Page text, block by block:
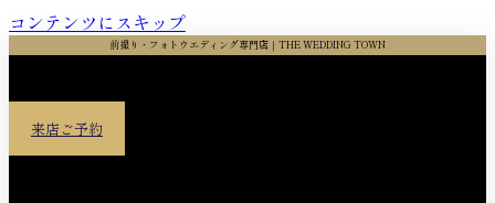
コンテンツにスキップ
前撮り・フォトウエディング専門店｜THE WEDDING TOWN
来店ご予約